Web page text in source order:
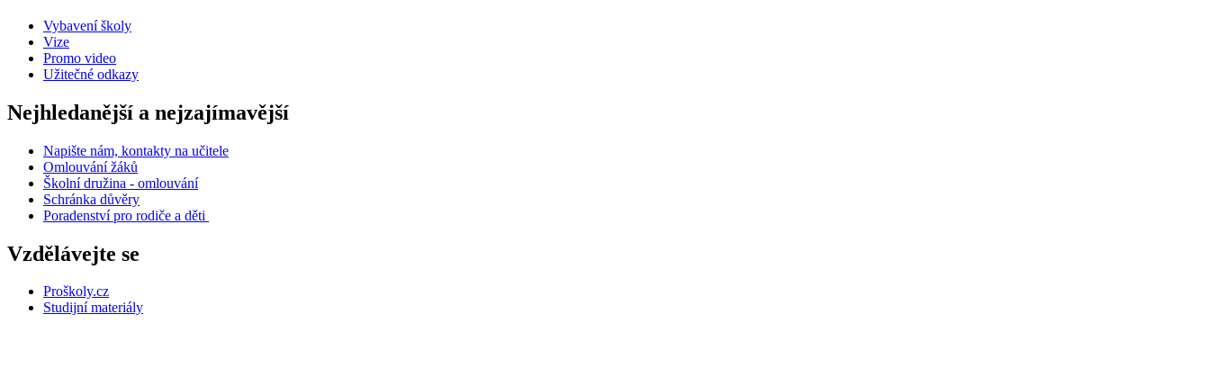
Vybavení školy
Vize
Promo video
Užitečné odkazy
Nejhledanější a nejzajímavější
Napište nám, kontakty na učitele
Omlouvání žáků
Školní družina - omlouvání
Schránka důvěry
Poradenství pro rodiče a děti
Vzdělávejte se
Proškoly.cz
Studijní materiály